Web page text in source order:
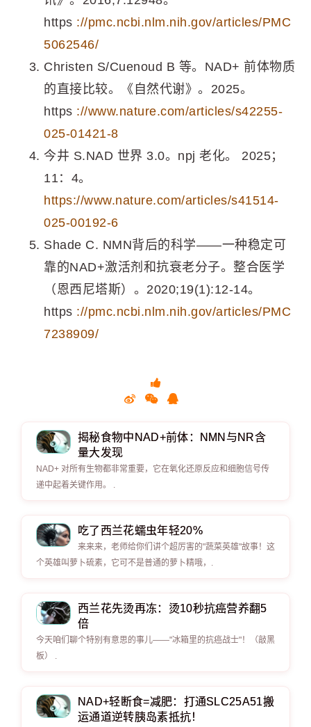
https ://pmc.ncbi.nlm.nih.gov/articles/PMC
5062546/
Christen S/Cuenoud B 等。NAD+ 前体物质
的直接比较。《自然代谢》。2025。
https ://www.nature.com/articles/s42255-
025-01421-8
今井 S.NAD 世界 3.0。npj 老化。 2025；
11：4。
https://www.nature.com/articles/s41514-
025-00192-6
Shade C. NMN背后的科学——一种稳定可
靠的NAD+激活剂和抗衰老分子。整合医学
（恩西尼塔斯）。2020;19(1):12-14。
https ://pmc.ncbi.nlm.nih.gov/articles/PMC
7238909/
揭秘食物中NAD+前体：NMN与NR含
量大发现
NAD+ 对所有生物都非常重要，它在氧化还原反应和细胞信号传
递中起着关键作用。 .
吃了西兰花蠕虫年轻20%
来来来，老师给你们讲个超厉害的"蔬菜英雄"故事！这
个英雄叫萝卜硫素，它可不是普通的萝卜精哦，.
西兰花先烫再冻：烫10秒抗癌营养翻5
倍
今天咱们聊个特别有意思的事儿——"冰箱里的抗癌战士"！（敲黑
板） .
NAD+轻断食=减肥：打通SLC25A51搬
运通道逆转胰岛素抵抗！